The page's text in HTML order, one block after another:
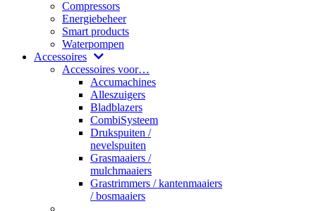
Compressors
Energiebeheer
Smart products
Waterpompen
Accessoires
Accessoires voor…
Accumachines
Alleszuigers
Bladblazers
CombiSysteem
Drukspuiten /
nevelspuiten
Grasmaaiers /
mulchmaaiers
Grastrimmers / kantenmaaiers
/ bosmaaiers